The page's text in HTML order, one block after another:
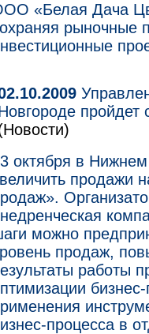
«Белая Дача
рыночные
пройдет
октября в
продажи
можно
продаж,
работы
процесса в